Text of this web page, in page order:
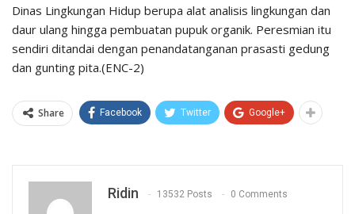
Dinas Lingkungan Hidup berupa alat analisis lingkungan dan
daur ulang hingga pembuatan pupuk organik. Peresmian itu
sendiri ditandai dengan penandatanganan prasasti gedung
dan gunting pita.(ENC-2)
Share Facebook Twitter Google+
Ridin 13532 Posts 0 Comments